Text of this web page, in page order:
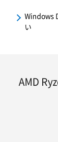
Windows
い
AMD